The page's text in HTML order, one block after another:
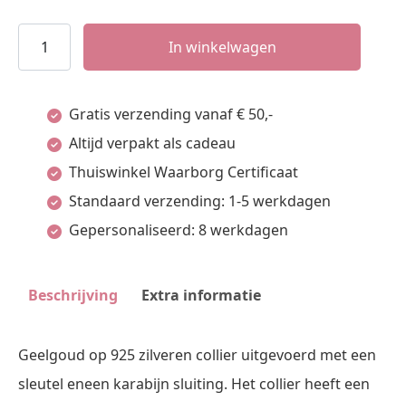
Collier
Sleutel
Zilver
Verguld
aantal
In winkelwagen
Gratis verzending vanaf € 50,-
Altijd verpakt als cadeau
Thuiswinkel Waarborg Certificaat
Standaard verzending: 1-5 werkdagen
Gepersonaliseerd: 8 werkdagen
Beschrijving Extra informatie
Geelgoud op 925 zilveren collier uitgevoerd met een
sleutel eneen karabijn sluiting. Het collier heeft een